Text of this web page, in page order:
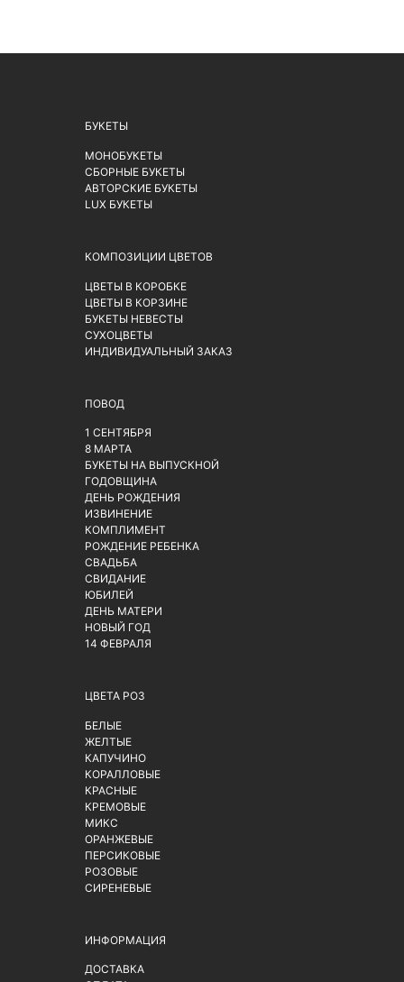
БУКЕТЫ
МОНОБУКЕТЫ
СБОРНЫЕ БУКЕТЫ
АВТОРСКИЕ БУКЕТЫ
LUX БУКЕТЫ
КОМПОЗИЦИИ ЦВЕТОВ
ЦВЕТЫ В КОРОБКЕ
ЦВЕТЫ В КОРЗИНЕ
БУКЕТЫ НЕВЕСТЫ
СУХОЦВЕТЫ
ИНДИВИДУАЛЬНЫЙ ЗАКАЗ
ПОВОД
1 СЕНТЯБРЯ
8 МАРТА
БУКЕТЫ НА ВЫПУСКНОЙ
ГОДОВЩИНА
ДЕНЬ РОЖДЕНИЯ
ИЗВИНЕНИЕ
КОМПЛИМЕНТ
РОЖДЕНИЕ РЕБЕНКА
СВАДЬБА
СВИДАНИЕ
ЮБИЛЕЙ
ДЕНЬ МАТЕРИ
НОВЫЙ ГОД
14 ФЕВРАЛЯ
ЦВЕТА РОЗ
БЕЛЫЕ
ЖЕЛТЫЕ
КАПУЧИНО
КОРАЛЛОВЫЕ
КРАСНЫЕ
КРЕМОВЫЕ
МИКС
ОРАНЖЕВЫЕ
ПЕРСИКОВЫЕ
РОЗОВЫЕ
СИРЕНЕВЫЕ
ИНФОРМАЦИЯ
ДОСТАВКА